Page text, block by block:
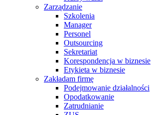
Zarządzanie
Szkolenia
Manager
Personel
Outsourcing
Sekretariat
Korespondencja w biznesie
Etykieta w biznesie
Zakładam firmę
Podejmowanie działalności
Opodatkowanie
Zatrudnianie